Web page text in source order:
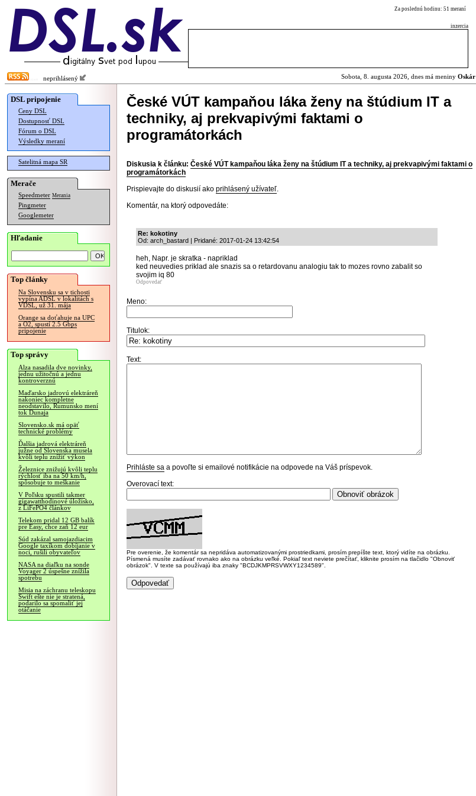
Za poslednú hodinu: 51 meraní
inzercia
neprihlásený Sobota, 8. augusta 2026, dnes má meniny Oskár
DSL pripojenie
Ceny DSL
Dostupnosť DSL
Fórum o DSL
Výsledky meraní
Satelitná mapa SR
Merače
Speedmeter Merania
Pingmeter
Googlemeter
Hľadanie
Top články
Na Slovensku sa v tichosti
vypína ADSL v lokalitách s
VDSL, už 31. mája
Orange sa doťahuje na UPC
a O2, spustí 2.5 Gbps
pripojenie
Top správy
Alza nasadila dve novinky,
jednu užitočnú a jednu
kontroverznú
Maďarsko jadrovú elektráreň
nakoniec kompletne
neodstavilo, Rumunsko mení
tok Dunaja
Slovensko.sk má opäť
technické problémy
Ďalšia jadrová elektráreň
južne od Slovenska musela
kvôli teplu znížiť výkon
Železnice znižujú kvôli teplu
rýchlosť iba na 50 km/h,
spôsobuje to meškanie
V Poľsku spustili takmer
gigawatthodinové úložisko,
z LiFePO4 článkov
Telekom pridal 12 GB balík
pre Easy, chce zaň 12 eur
Súd zakázal samojazdiacim
Google taxíkom dobíjanie v
noci, rušili obyvateľov
NASA na diaľku na sonde
Voyager 2 úspešne znížila
spotrebu
Misia na záchranu teleskopu
Swift ešte nie je stratená,
podarilo sa spomaliť jej
otáčanie
České VÚT kampaňou láka ženy na štúdium IT a
techniky, aj prekvapivými faktami o
programátorkách
Diskusia k článku: České VÚT kampaňou láka ženy na štúdium IT a techniky, aj prekvapivými faktami o
programátorkách
Prispievajte do diskusií ako prihlásený užívateľ.
Komentár, na ktorý odpovedáte:
Re: kokotiny
Od: arch_bastard | Pridané: 2017-01-24 13:42:54
heh, Napr. je skratka - napriklad
ked neuvedies priklad ale snazis sa o retardovanu analogiu tak to mozes rovno zabalit so
svojim iq 80
Odpovedať
Meno:
Titulok:
Text:
Prihláste sa a povoľte si emailové notifikácie na odpovede na Váš príspevok.
Overovací text:
Pre overenie, že komentár sa nepridáva automatizovanými prostriedkami, prosím prepíšte text, ktorý vidíte na obrázku.
Písmená musíte zadávať rovnako ako na obrázku veľké. Pokiaľ text neviete prečítať, kliknite prosím na tlačidlo "Obnoviť
obrázok". V texte sa používajú iba znaky "BCDJKMPRSVWXY1234589".